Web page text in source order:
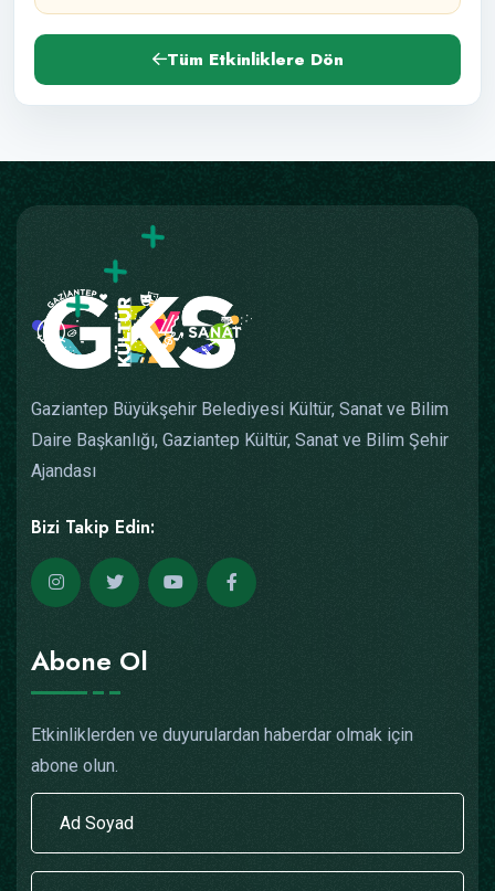
Tüm Etkinliklere Dön
Gaziantep Büyükşehir Belediyesi Kültür, Sanat ve Bilim
Daire Başkanlığı, Gaziantep Kültür, Sanat ve Bilim Şehir
Ajandası
Bizi Takip Edin:
Abone Ol
Etkinliklerden ve duyurulardan haberdar olmak için
abone olun.